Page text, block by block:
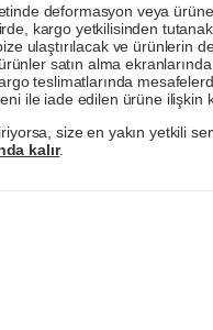
deformasyon veya
kargo yetkilisinden
ulaştırılacak ve ürünlerin
satın alma
teslimatlarında
ile iade edilen ürüne ilişkin
size en yakın yetkili
kalır.